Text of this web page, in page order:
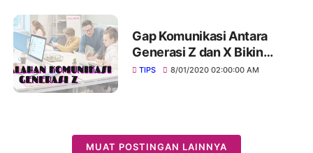
Gap Komunikasi Antara
Generasi Z dan X Bikin
Suasana Kerja Tak Nyaman
TIPS 8/01/2020 02:00:00 AM
MUAT POSTINGAN LAINNYA